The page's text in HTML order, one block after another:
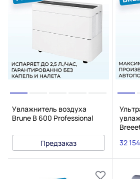
Увлажнитель воздуха
Brune B 600 Professional
Предзаказ
32